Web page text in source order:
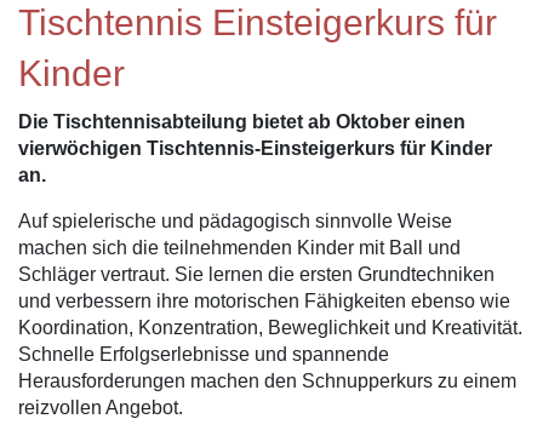
Tischtennis Einsteigerkurs für
Kinder
Die Tischtennisabteilung bietet ab Oktober einen
vierwöchigen Tischtennis-Einsteigerkurs für Kinder
an.
Auf spielerische und pädagogisch sinnvolle Weise
machen sich die teilnehmenden Kinder mit Ball und
Schläger vertraut. Sie lernen die ersten Grundtechniken
und verbessern ihre motorischen Fähigkeiten ebenso wie
Koordination, Konzentration, Beweglichkeit und Kreativität.
Schnelle Erfolgserlebnisse und spannende
Herausforderungen machen den Schnupperkurs zu einem
reizvollen Angebot.